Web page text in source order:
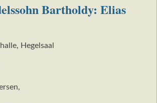
Bartholdy: Elias
Hegelsaal